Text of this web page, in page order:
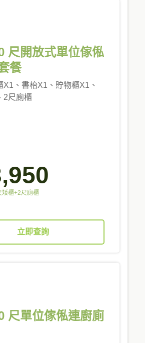
尺開放式單位傢俬
餐
X1、書枱X1、貯物櫃X1、
2尺廁櫃
矮櫃+2尺廁櫃
立即查詢
尺單位傢俬連廚廁